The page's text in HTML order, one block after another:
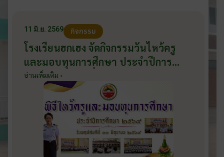
11 มิ.ย. 2569 กิจกรรม
โรงเรียนฮกเฮง จัดกิจกรรมวันไหว้ครู
และมอบทุนการศึกษา ประจำปีการ
ศึกษา 2569 วันที่ 11 มิถุนายน 2569
อ่านเพิ่มเติม ›